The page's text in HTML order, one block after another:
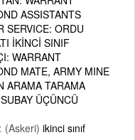
ASSISTANTS
SERVICE: ORDU
İKİNCİ SINIF
WARRANT
MATE, ARMY MINE
ARAMA TARAMA
ÜÇÜNCÜ
(Askeri) ikinci sınıf